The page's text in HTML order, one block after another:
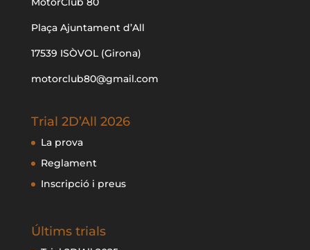
Plaça Ajuntament d’All
17539 ISÒVOL (Girona)
motorclub80@gmail.com
Trial 2D’All 2026
La prova
Reglament
Inscripció i preus
Últims trials